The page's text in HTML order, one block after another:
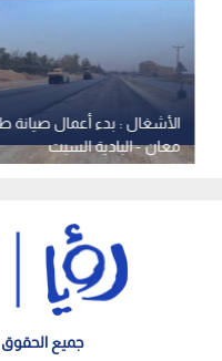
الأشغال : بدء أعمال صيانة
معان - البادية السبت
جميع الحقوق